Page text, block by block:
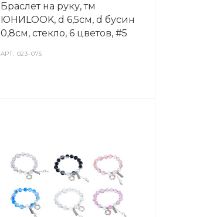
Браслет на руку, тм
ЮНИLOOK, d 6,5см, d бусин
0,8см, стекло, 6 цветов, #5
АРТ. 023-075